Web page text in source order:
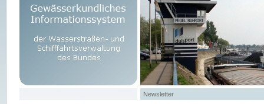
Newsletter